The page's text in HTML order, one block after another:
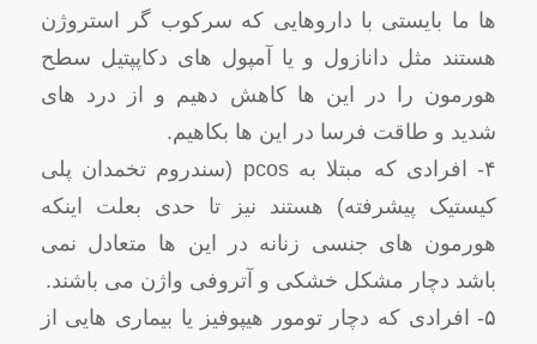
ها ما بایستی با داروهایی که سرکوب گر استروژن
هستند مثل دانازول و یا آمپول های دکاپپتیل سطح
هورمون را در این ها کاهش دهیم و از درد های
شدید و طاقت فرسا در این ها بکاهیم.
۴- افرادی که مبتلا به pcos (سندروم تخمدان پلی
کیستیک پیشرفته) هستند نیز تا حدی بعلت اینکه
هورمون های جنسی زنانه در این ها متعادل نمی
باشد دچار مشکل خشکی و آتروفی واژن می باشند.
۵- افرادی که دچار تومور هیپوفیز یا بیماری هایی از